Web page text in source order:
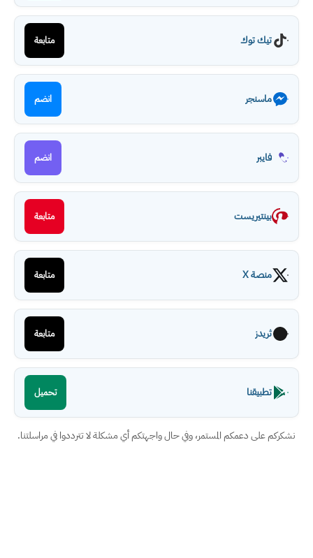
تيك توك متابعة
ماسنجر انضم
فايبر انضم
بينتيريست متابعة
منصة X متابعة
ثريدز متابعة
تطبيقنا تحميل
نشكركم على دعمكم المستمر، وفي حال واجهتكم أي مشكلة لا تترددوا في مراسلتنا.